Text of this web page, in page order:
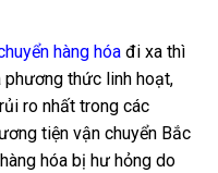
hàng hóa đi xa thì
thức linh hoạt,
ro nhất trong các
tiện vận chuyển Bắc
hóa bị hư hỏng do